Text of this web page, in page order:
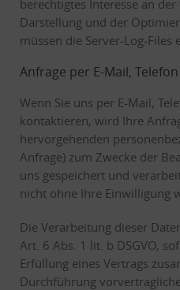
berechtigtes Interesse an
Darstellung und der
müssen die Server-Log-Files
Anfrage per E-Mail,
Wenn Sie uns per E-Mail,
kontaktieren, wird Ihre
hervorgehenden
Anfrage) zum Zwecke der
uns gespeichert und
nicht ohne Ihre Einwilligung
Die Verarbeitung dieser
Art. 6 Abs. 1 lit. b DSGVO,
Erfüllung eines Vertrags
Durchführung